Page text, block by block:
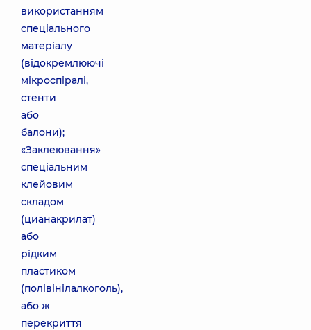
використанням
спеціального
матеріалу
(відокремлюючі
мікроспіралі,
стенти
або
балони);
«Заклеювання»
спеціальним
клейовим
складом
(цианакрилат)
або
рідким
пластиком
(полівінілалкоголь),
або ж
перекриття